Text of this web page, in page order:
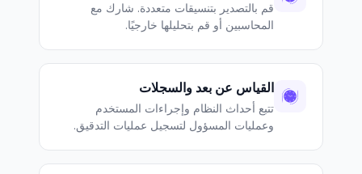
قم بالتصدير بتنسيقات متعددة. شارك مع
المحاسبين أو قم بتحليلها خارجيًا.
القياس عن بعد والسجلات
تتبع أحداث النظام وإجراءات المستخدم
وعمليات المسؤول لتسجيل عمليات التدقيق.